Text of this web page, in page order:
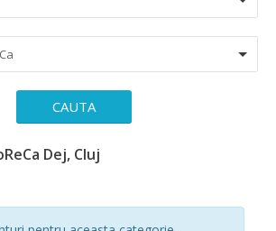
CAUTA
Dej, Cluj